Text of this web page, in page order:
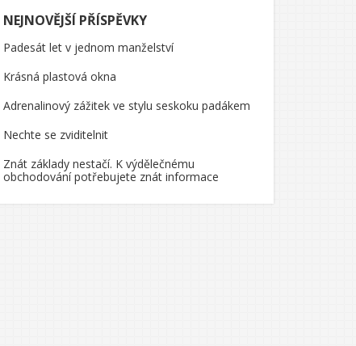
NEJNOVĚJŠÍ PŘÍSPĚVKY
Padesát let v jednom manželství
Krásná plastová okna
Adrenalinový zážitek ve stylu seskoku padákem
Nechte se zviditelnit
Znát základy nestačí. K výdělečnému
obchodování potřebujete znát informace